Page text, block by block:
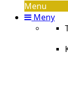
Menu
Meny